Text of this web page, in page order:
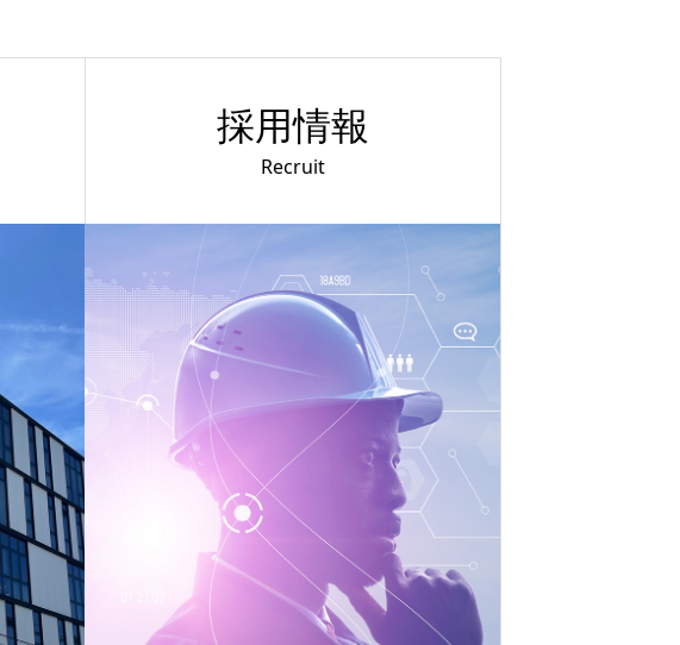
採用情報
Recruit